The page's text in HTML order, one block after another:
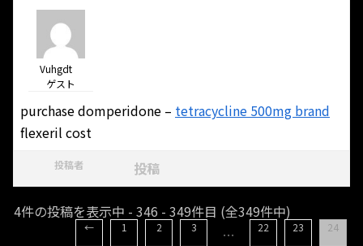
Vuhgdt
ゲスト
purchase domperidone – tetracycline 500mg brand
flexeril cost
投稿者 投稿
4件の投稿を表示中 - 346 - 349件目 (全349件中)
← 1 2 3 … 22 23 24